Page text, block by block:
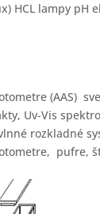
HCL lampy pH
(AAS)
Uv-Vis
rozkladné
pufre,